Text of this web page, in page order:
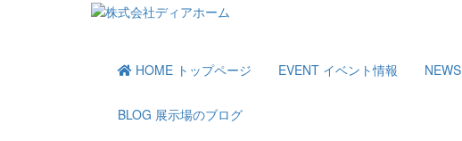
HOME トップページ EVENT イベント情報 NEWS
BLOG 展示場のブログ